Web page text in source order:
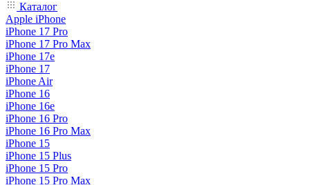
Каталог
Apple iPhone
iPhone 17 Pro
iPhone 17 Pro Max
iPhone 17e
iPhone 17
iPhone Air
iPhone 16
iPhone 16e
iPhone 16 Pro
iPhone 16 Pro Max
iPhone 15
iPhone 15 Plus
iPhone 15 Pro
iPhone 15 Pro Max